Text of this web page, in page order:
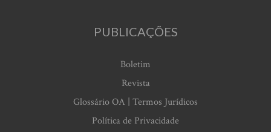
PUBLICAÇÕES
Boletim
Revista
Glossário OA | Termos Jurídicos
Política de Privacidade